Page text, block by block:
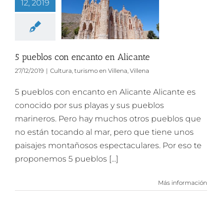
12, 2019
5 pueblos con encanto en Alicante
27/12/2019 | Cultura, turismo en Villena, Villena
5 pueblos con encanto en Alicante Alicante es
conocido por sus playas y sus pueblos
marineros. Pero hay muchos otros pueblos que
no están tocando al mar, pero que tiene unos
paisajes montañosos espectaculares. Por eso te
proponemos 5 pueblos [...]
Más información